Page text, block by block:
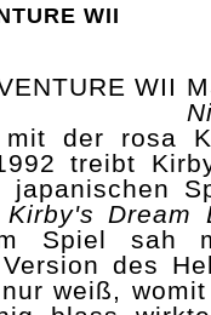
WII
der rosa
treibt
japanischen
Kirby's Dream
Spiel sah
Version des
weiß,